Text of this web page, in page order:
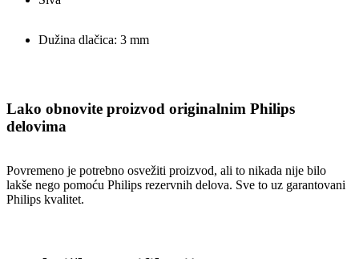
Dužina dlačica: 3 mm
Lako obnovite proizvod originalnim Philips
delovima
Povremeno je potrebno osvežiti proizvod, ali to nikada nije bilo
lakše nego pomoću Philips rezervnih delova. Sve to uz garantovani
Philips kvalitet.